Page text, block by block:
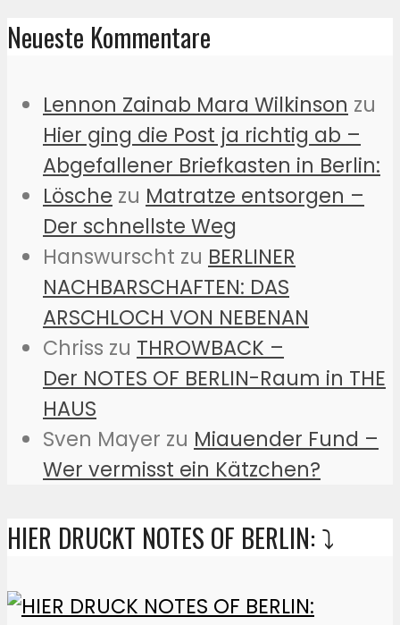
Neueste Kommentare
Lennon Zainab Mara Wilkinson zu
Hier ging die Post ja richtig ab –
Abgefallener Briefkasten in Berlin:
Lösche zu Matratze entsorgen –
Der schnellste Weg
Hanswurscht zu BERLINER
NACHBARSCHAFTEN: DAS
ARSCHLOCH VON NEBENAN
Chriss zu THROWBACK –
Der NOTES OF BERLIN-Raum in THE
HAUS
Sven Mayer zu Miauender Fund –
Wer vermisst ein Kätzchen?
HIER DRUCKT NOTES OF BERLIN: ⤵️